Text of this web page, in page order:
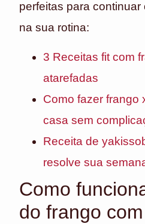
perfeitas para
na sua rotina:
3 Receitas fit com
atarefadas
Como fazer frango
casa sem
Receita de
resolve sua
Como
do frango